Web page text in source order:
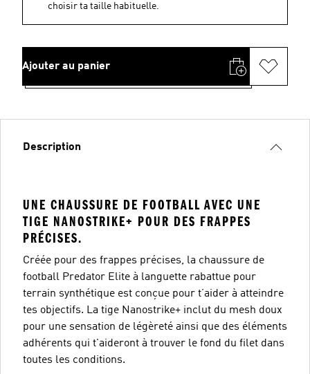
choisir ta taille habituelle.
Ajouter au panier
Description
UNE CHAUSSURE DE FOOTBALL AVEC UNE
TIGE NANOSTRIKE+ POUR DES FRAPPES
PRÉCISES.
Créée pour des frappes précises, la chaussure de
football Predator Elite à languette rabattue pour
terrain synthétique est conçue pour t’aider à atteindre
tes objectifs. La tige Nanostrike+ inclut du mesh doux
pour une sensation de légèreté ainsi que des éléments
adhérents qui t'aideront à trouver le fond du filet dans
toutes les conditions.